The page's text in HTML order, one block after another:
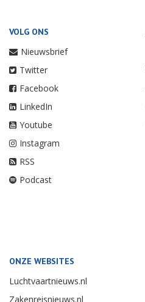
VOLG ONS
Nieuwsbrief
Twitter
Facebook
LinkedIn
Youtube
Instagram
RSS
Podcast
ONZE WEBSITES
Luchtvaartnieuws.nl
Zakenreisnieuws.nl